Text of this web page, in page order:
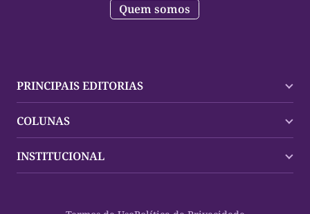
Quem somos
PRINCIPAIS EDITORIAS
Palmas
Mundo
COLUNAS
Policial
INSTITUCIONAL